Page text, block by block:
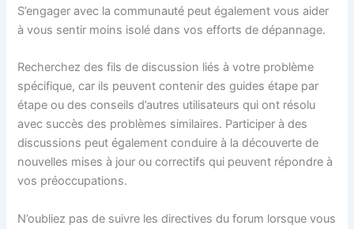
S’engager avec la communauté peut également vous aider
à vous sentir moins isolé dans vos efforts de dépannage.
Recherchez des fils de discussion liés à votre problème
spécifique, car ils peuvent contenir des guides étape par
étape ou des conseils d’autres utilisateurs qui ont résolu
avec succès des problèmes similaires. Participer à des
discussions peut également conduire à la découverte de
nouvelles mises à jour ou correctifs qui peuvent répondre à
vos préoccupations.
N’oubliez pas de suivre les directives du forum lorsque vous